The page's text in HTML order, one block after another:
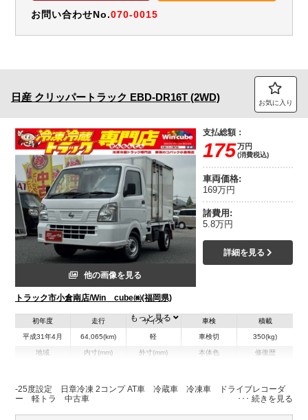
お問い合わせNo.070-0015
日産 クリッパートラック EBD-DR16T (2WD) お気に入り
他の画像を見る
トラック市小倉南店/Win cube㈱(福岡県)
支払総額：
175万円
(消費税込)
車両価格:
169万円
諸費用:
5.8万円
詳細を見る
初年度
平成31年4月
走行
64,065(km)
サイズ
軽
車検
車検切
積載
350(kg)
地域 内寸(mm)
H:1,065
外寸(mm)
H:1,920
本体色 修復歴
もっと見る
-25度設定 日章冷凍 2コンプ AT車 冷蔵車 冷凍車 ドライブレコーダ
ー 軽トラ 中古車